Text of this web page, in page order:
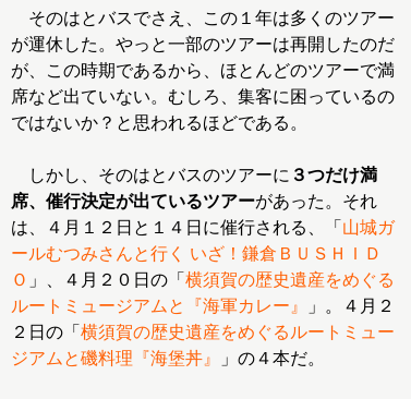
そのはとバスでさえ、この１年は多くのツアー
が運休した。やっと一部のツアーは再開したのだ
が、この時期であるから、ほとんどのツアーで満
席など出ていない。むしろ、集客に困っているの
ではないか？と思われるほどである。
しかし、そのはとバスのツアーに ３つだけ満
席、催行決定が出ているツアーがあった。それ
は、４月１２日と１４日に催行される、「 山城ガ
ールむつみさんと行く いざ！鎌倉ＢＵＳＨＩＤ
Ｏ 」、４月２０日の「 横須賀の歴史遺産をめぐる
ルートミュージアムと『海軍カレー』
」。４月２
２日の「 横須賀の歴史遺産をめぐるルートミュー
ジアムと磯料理『海堡丼』
」の４本だ。